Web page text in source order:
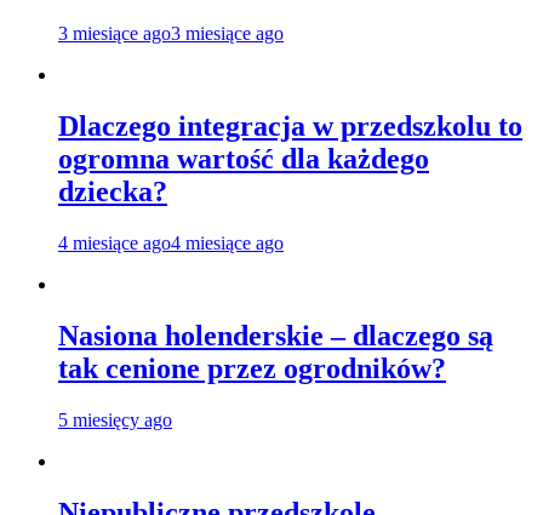
3 miesiące ago3 miesiące ago
Dlaczego integracja w przedszkolu to
ogromna wartość dla każdego
dziecka?
4 miesiące ago4 miesiące ago
Nasiona holenderskie – dlaczego są
tak cenione przez ogrodników?
5 miesięcy ago